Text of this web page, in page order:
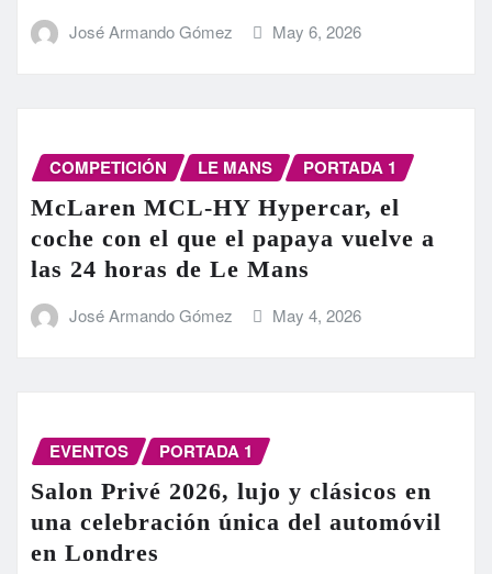
José Armando Gómez May 6, 2026
COMPETICIÓN LE MANS PORTADA 1
McLaren MCL-HY Hypercar, el
coche con el que el papaya vuelve a
las 24 horas de Le Mans
José Armando Gómez May 4, 2026
EVENTOS PORTADA 1
Salon Privé 2026, lujo y clásicos en
una celebración única del automóvil
en Londres